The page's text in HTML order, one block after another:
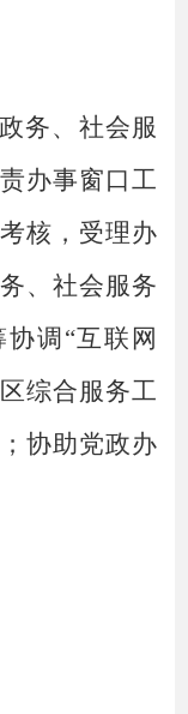
务、社会服
办事窗口工
核，受理办
、社会服务
调 “互联网
综合服务工
协助党政办